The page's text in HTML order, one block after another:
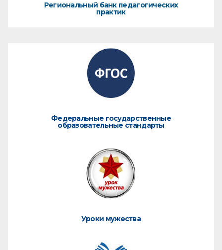
Региональный банк педагогических
практик
Федеральные государственные
образовательные стандарты
Уроки мужества